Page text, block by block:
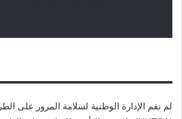
لم تقم الإدارة الوطنية لسلامة المرور على